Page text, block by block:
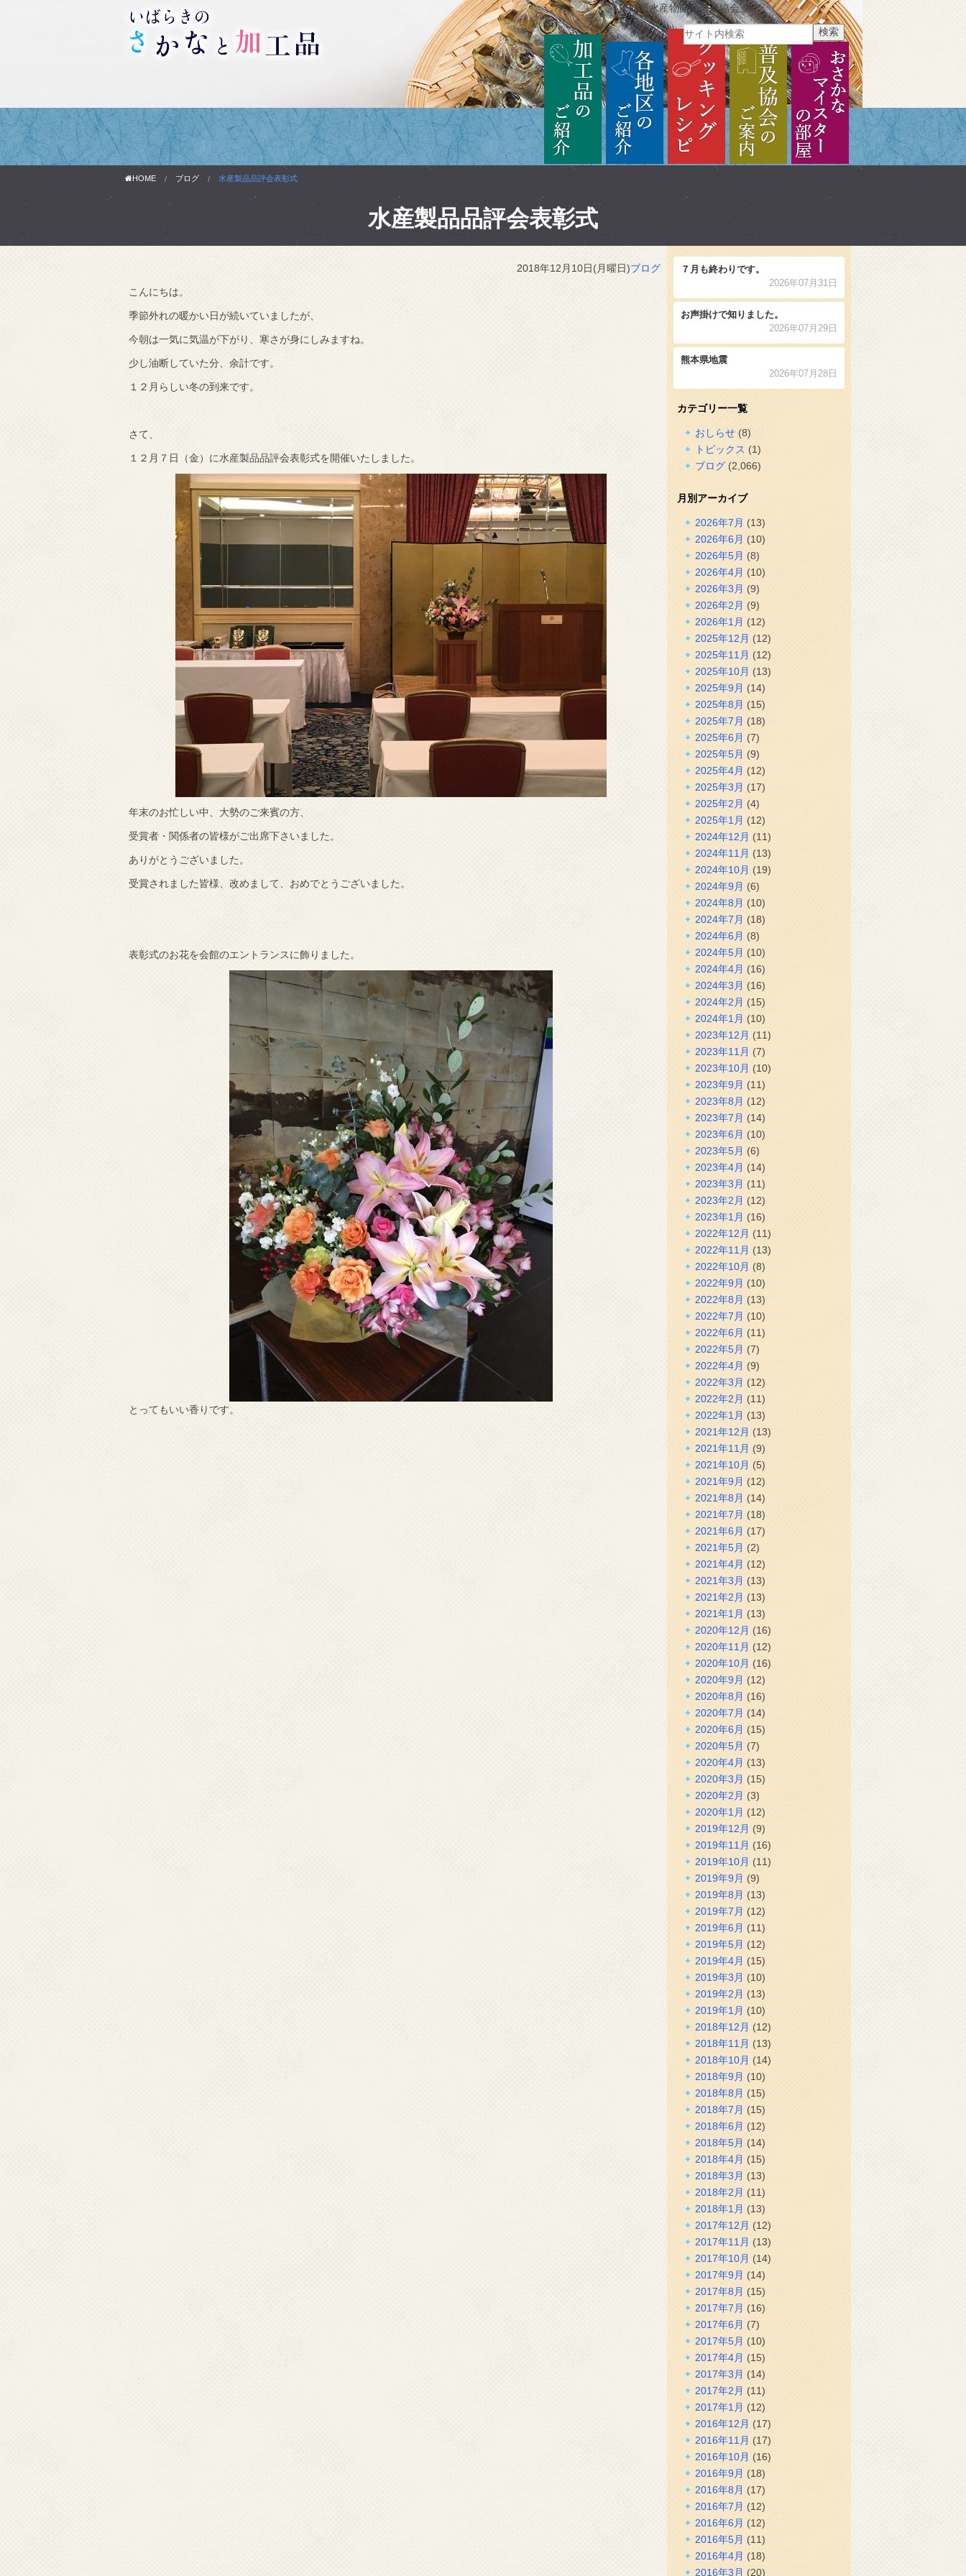
茨城県水産物開発普及協会
おさかなマイスターの部
普及協会のご案内
クッキングレシピ
各地区のご紹介
加工品のご紹介
HOME ブログ 水産製品品評会表彰式
水産製品品評会表彰式
2018年12月10日(月曜日)ブログ
こんにちは。
季節外れの暖かい日が続いていましたが、
今朝は一気に気温が下がり、寒さが身にしみますね。
少し油断していた分、余計です。
１２月らしい冬の到来です。
さて、
１２月７日（金）に水産製品品評会表彰式を開催いたしました。
年末のお忙しい中、大勢のご来賓の方、
受賞者・関係者の皆様がご出席下さいました。
ありがとうございました。
受賞されました皆様、改めまして、おめでとうございました。
表彰式のお花を会館のエントランスに飾りました。
とってもいい香りです。
７月も終わりです。
2026年07月31日
お声掛けで知りました。
2026年07月29日
熊本県地震
2026年07月28日
カテゴリー一覧
おしらせ(8)
トピックス (1)
ブログ(2,066)
月別アーカイブ
2026年7月 (13)
2026年6月 (10)
2026年5月 (8)
2026年4月 (10)
2026年3月 (9)
2026年2月 (9)
2026年1月 (12)
2025年12月 (12)
2025年11月 (12)
2025年10月 (13)
2025年9月 (14)
2025年8月 (15)
2025年7月 (18)
2025年6月 (7)
2025年5月 (9)
2025年4月 (12)
2025年3月 (17)
2025年2月 (4)
2025年1月 (12)
2024年12月 (11)
2024年11月 (13)
2024年10月 (19)
2024年9月 (6)
2024年8月 (10)
2024年7月 (18)
2024年6月 (8)
2024年5月 (10)
2024年4月 (16)
2024年3月 (16)
2024年2月 (15)
2024年1月 (10)
2023年12月 (11)
2023年11月 (7)
2023年10月 (10)
2023年9月 (11)
2023年8月 (12)
2023年7月 (14)
2023年6月 (10)
2023年5月 (6)
2023年4月 (14)
2023年3月 (11)
2023年2月 (12)
2023年1月 (16)
2022年12月 (11)
2022年11月 (13)
2022年10月 (8)
2022年9月 (10)
2022年8月 (13)
2022年7月 (10)
2022年6月 (11)
2022年5月 (7)
2022年4月 (9)
2022年3月 (12)
2022年2月 (11)
2022年1月 (13)
2021年12月 (13)
2021年11月 (9)
2021年10月 (5)
2021年9月 (12)
2021年8月 (14)
2021年7月 (18)
2021年6月 (17)
2021年5月 (2)
2021年4月 (12)
2021年3月 (13)
2021年2月 (13)
2021年1月 (13)
2020年12月 (16)
2020年11月 (12)
2020年10月 (16)
2020年9月 (12)
2020年8月 (16)
2020年7月 (14)
2020年6月 (15)
2020年5月 (7)
2020年4月 (13)
2020年3月 (15)
2020年2月 (3)
2020年1月 (12)
2019年12月 (9)
2019年11月 (16)
2019年10月 (11)
2019年9月 (9)
2019年8月 (13)
2019年7月 (12)
2019年6月 (11)
2019年5月 (12)
2019年4月 (15)
2019年3月 (10)
2019年2月 (13)
2019年1月 (10)
2018年12月 (12)
2018年11月 (13)
2018年10月 (14)
2018年9月 (10)
2018年8月 (15)
2018年7月 (15)
2018年6月 (12)
2018年5月 (14)
2018年4月 (15)
2018年3月 (13)
2018年2月 (11)
2018年1月 (13)
2017年12月 (12)
2017年11月 (13)
2017年10月 (14)
2017年9月 (14)
2017年8月 (15)
2017年7月 (16)
2017年6月 (7)
2017年5月 (10)
2017年4月 (15)
2017年3月 (14)
2017年2月 (11)
2017年1月 (12)
2016年12月 (17)
2016年11月 (17)
2016年10月 (16)
2016年9月 (18)
2016年8月 (17)
2016年7月 (12)
2016年6月 (12)
2016年5月 (11)
2016年4月 (18)
2016年3月 (20)